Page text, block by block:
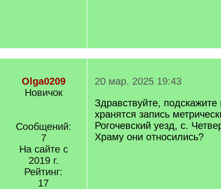
Olga0209
Новичок
Сообщений:
7
На сайте с
2019 г.
Рейтинг:
17
20 мар. 2025 19:43
Здравствуйте, подскажите
хранятся запись
Рогочевский уезд, с.
Храму они относились?